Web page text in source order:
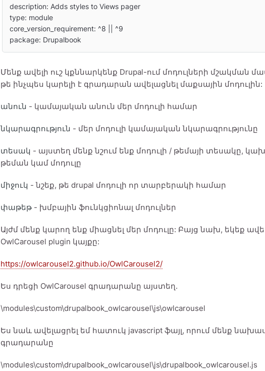
description: Adds styles to Views pager
type: module
core_version_requirement: ^8 || ^9
package: Drupalbook
Մենք ավելի ուշ կքննարկենք Drupal-ում մոդուլների մշակման
թե ինչպես կարելի է գրադարան ավելացնել մաքսային մոդուլին:
անուն - կամայական անուն մեր մոդուլի համար
նկարագրություն - մեր մոդուլի կամայական նկարագրությունը
տեսակ - այստեղ մենք նշում ենք մոդուլի / թեմայի տեսակը,
թեման կամ մոդուլը
միջուկ - նշեք, թե drupal մոդուլի որ տարբերակի համար
փաթեթ - խմբային ֆունկցիոնալ մոդուլներ
Այժմ մենք կարող ենք միացնել մեր մոդուլը: Բայց նախ, եկեք
OwlCarousel plugin կայքը:
https://owlcarousel2.github.io/OwlCarousel2/
Ես դրեցի OwlCarousel գրադարանը այստեղ.
\modules\custom\drupalbook_owlcarousel\js\owlcarousel
Ես նաև ավելացրել եմ հատուկ javascript ֆայլ, որում մենք
գրադարանը
\modules\custom\drupalbook_owlcarousel\js\drupalbook_owlcarousel.js